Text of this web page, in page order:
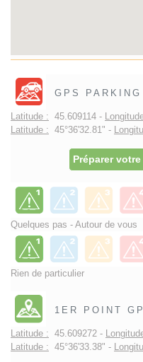
GPS PARKING
Latitude : 45.609114 -
Latitude : 45°36'32.81" -
Préparer
Quelques pas - Autour de vous
Rien de particulier
1ER POINT
Latitude : 45.609272 -
Latitude : 45°36'33.38" -